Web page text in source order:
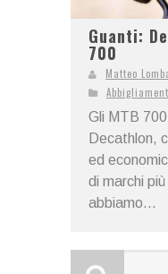
Guanti:
700
Matteo
Gli MTB
Decathlon,
ed
di marchi
abbiamo...